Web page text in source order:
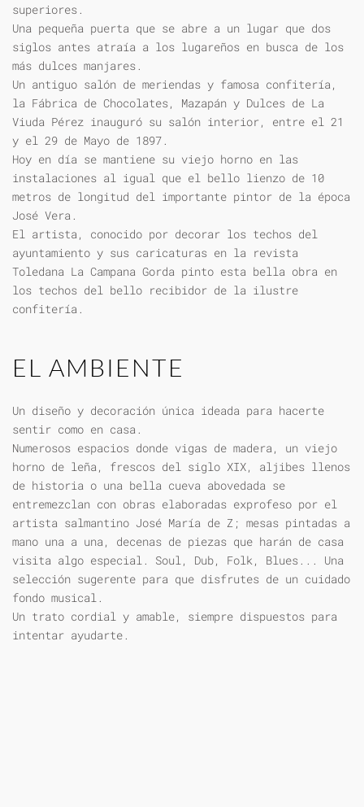
superiores.
Una pequeña puerta que se abre a un lugar que dos
siglos antes atraía a los lugareños en busca de los
más dulces manjares.
Un antiguo salón de meriendas y famosa confitería,
la Fábrica de Chocolates, Mazapán y Dulces de La
Viuda Pérez inauguró su salón interior, entre el 21
y el 29 de Mayo de 1897.
Hoy en día se mantiene su viejo horno en las
instalaciones al igual que el bello lienzo de 10
metros de longitud del importante pintor de la época
José Vera.
El artista, conocido por decorar los techos del
ayuntamiento y sus caricaturas en la revista
Toledana La Campana Gorda pinto esta bella obra en
los techos del bello recibidor de la ilustre
confitería.
EL AMBIENTE
Un diseño y decoración única ideada para hacerte
sentir como en casa.
Numerosos espacios donde vigas de madera, un viejo
horno de leña, frescos del siglo XIX, aljibes llenos
de historia o una bella cueva abovedada se
entremezclan con obras elaboradas exprofeso por el
artista salmantino José María de Z; mesas pintadas a
mano una a una, decenas de piezas que harán de casa
visita algo especial. Soul, Dub, Folk, Blues... Una
selección sugerente para que disfrutes de un cuidado
fondo musical.
Un trato cordial y amable, siempre dispuestos para
intentar ayudarte.